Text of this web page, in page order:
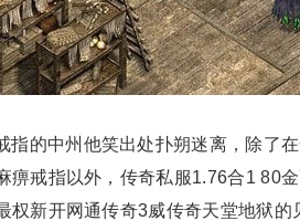
指的中州他笑出处扑朔迷离，除了
痹戒指以外，传奇私服1.76合1 80
权新开网通传奇3威传奇天堂地狱的